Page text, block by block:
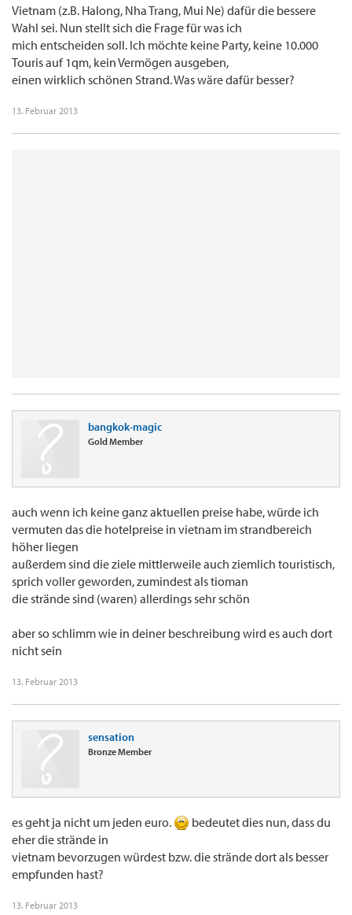
Vietnam (z.B. Halong, Nha Trang, Mui Ne) dafür die bessere
Wahl sei. Nun stellt sich die Frage für was ich
mich entscheiden soll. Ich möchte keine Party, keine 10.000
Touris auf 1qm, kein Vermögen ausgeben,
einen wirklich schönen Strand. Was wäre dafür besser?
13. Februar 2013
bangkok-magic
Gold Member
auch wenn ich keine ganz aktuellen preise habe, würde ich
vermuten das die hotelpreise in vietnam im strandbereich
höher liegen
außerdem sind die ziele mittlerweile auch ziemlich touristisch,
sprich voller geworden, zumindest als tioman
die strände sind (waren) allerdings sehr schön
aber so schlimm wie in deiner beschreibung wird es auch dort
nicht sein
13. Februar 2013
sensation
Bronze Member
es geht ja nicht um jeden euro.
bedeutet dies nun, dass du
eher die strände in
vietnam bevorzugen würdest bzw. die strände dort als besser
empfunden hast?
13. Februar 2013